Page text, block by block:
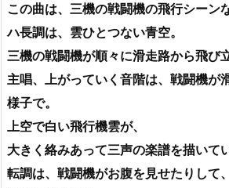
この曲は、三機の戦闘機の飛行シーン
ハ長調は、雲ひとつない青空。
三機の戦闘機が順々に滑走路から飛び
主唱、上がっていく音階は、戦闘機が
様子で。
上空で白い飛行機雲が、
大きく絡みあって三声の楽譜を描いて
転調は、戦闘機がお腹を見せたりして